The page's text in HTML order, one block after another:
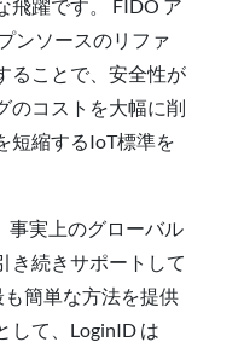
飛躍です。 FIDO ア
ンソースのリファ
ることで、安全性が
のコストを大幅に削
短縮するIoT標準を
事実上のグローバル
き続きサポートして
簡単な方法を提供
して、LoginID は